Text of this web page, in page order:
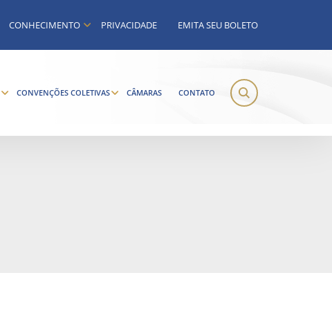
CONHECIMENTO PRIVACIDADE EMITA SEU BOLETO
CONVENÇÕES COLETIVAS CÂMARAS CONTATO